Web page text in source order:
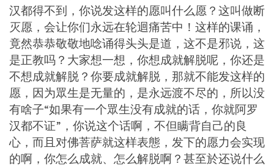
汉都得不到，你说发这样的愿叫什么愿？这叫做断
灭愿，会让你们永远在轮迴痛苦中！这样的课诵，
竟然恭恭敬敬地唸诵得头头是道，这不是邪说，这
是正教吗？大家想一想，你想成就解脱呢，你还是
不想成就解脱？你要成就解脱，那就不能发这样的
愿，因为眾生是无量的，是永远渡不尽的，所以没
有啥子“如果有一个眾生没有成就的话，你就阿罗
汉都不证”，你说这个话啊，不但瞒背自己的良
心，而且对佛菩萨就这样表態，发下的愿力会实现
的啊，你怎么成就、怎么解脱啊？甚至於还说什么